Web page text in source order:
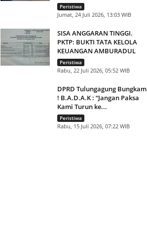
Peristiwa
Jumat, 24 Juli 2026, 13:03 WIB
SISA ANGGARAN TINGGI.
PKTP: BUKTI TATA KELOLA
KEUANGAN AMBURADUL
Peristiwa
Rabu, 22 Juli 2026, 05:52 WIB
DPRD Tulungagung Bungkam
! B.A.D.A.K : “Jangan Paksa
Kami Turun ke...
Peristiwa
Rabu, 15 Juli 2026, 07:22 WIB